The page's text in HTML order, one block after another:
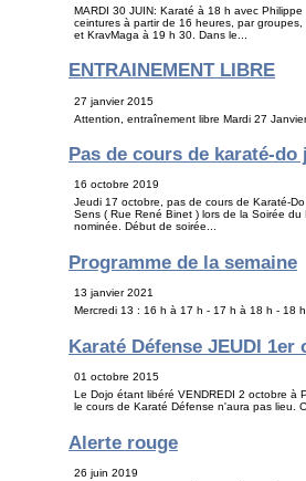
MARDI 30 JUIN: Karaté à 18 h avec
ceintures à partir de 16 heures, par
et KravMaga à 19 h 30. Dans le...
ENTRAINEMENT LIBRE
27 janvier 2015
Attention, entraînement libre Mardi 27
Pas de cours de karaté-do
16 octobre 2019
Jeudi 17 octobre, pas de cours de Karaté-
Sens ( Rue René Binet ) lors de la Soirée
nominée. Début de soirée...
Programme de la semaine
13 janvier 2021
Mercredi 13 : 16 h à 17 h - 17 h à 18 h - 18
Karaté Défense JEUDI 1er
01 octobre 2015
Le Dojo étant libéré VENDREDI 2 octobre à
le cours de Karaté Défense n'aura pas lieu.
Alerte rouge
26 juin 2019